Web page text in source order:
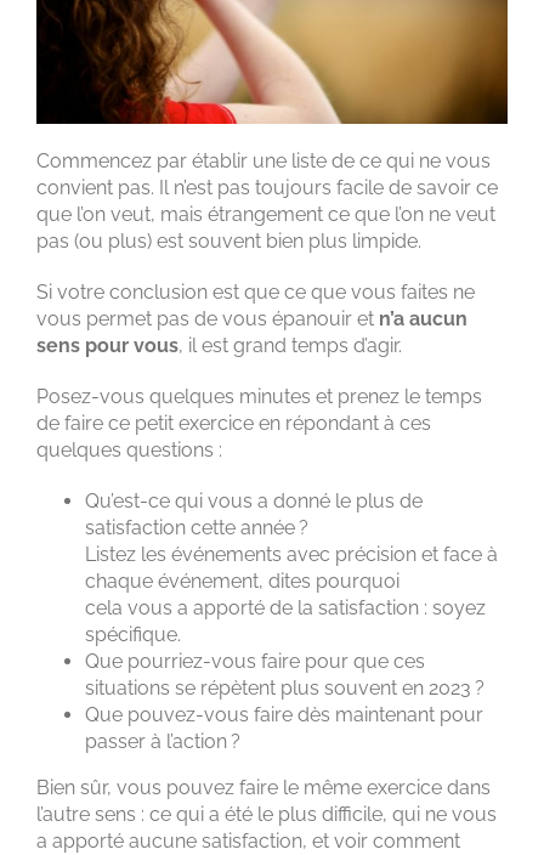
Commencez par établir une liste de ce qui ne vous
convient pas. Il n’est pas toujours facile de savoir ce
que l’on veut, mais étrangement ce que l’on ne veut
pas (ou plus) est souvent bien plus limpide.
Si votre conclusion est que ce que vous faites ne
vous permet pas de vous épanouir et n’a aucun
sens pour vous, il est grand temps d’agir.
Posez-vous quelques minutes et prenez le temps
de faire ce petit exercice en répondant à ces
quelques questions :
Qu’est-ce qui vous a donné le plus de
satisfaction cette année ?
Listez les événements avec précision et face à
chaque événement, dites pourquoi
cela vous a apporté de la satisfaction : soyez
spécifique.
Que pourriez-vous faire pour que ces
situations se répètent plus souvent en 2023 ?
Que pouvez-vous faire dès maintenant pour
passer à l’action ?
Bien sûr, vous pouvez faire le même exercice dans
l’autre sens : ce qui a été le plus difficile, qui ne vous
a apporté aucune satisfaction, et voir comment